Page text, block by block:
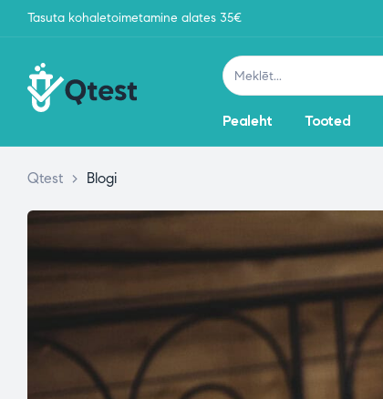
Tasuta kohaletoimetamine alates 35€
Pealeht Tooted
Qtest > Blogi